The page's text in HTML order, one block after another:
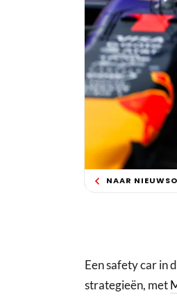
NAAR
Een safety car in
strategieën, met